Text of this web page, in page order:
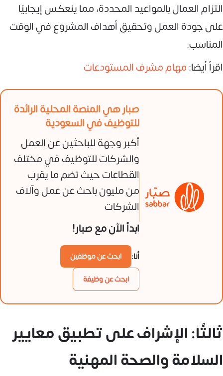
التزام العمال بالمواعيد المحددة، مما ينعكس إيجابيًا
على جودة العمل وتحقيق أهداف المشروع في الوقت
المناسب.
اقرأ أيضا:مهام مشرف المستودعات
صبار هي المنصة المحلية الرائدة
للتوظيف في السعودية
أكبر وجهة للباحثين عن العمل
والشركات للتوظيف في مختلف
القطاعات حيث تضم ما يقرب
من مليون باحث عن عمل وآلاف
الشركات
ابدأ الآن مع صبار!
أنا:
ابحث عن موظفين
ابحث عن وظيفة
ثالثًا: الإشراف على تطبيق معايير
السلامة والصحة المهنية